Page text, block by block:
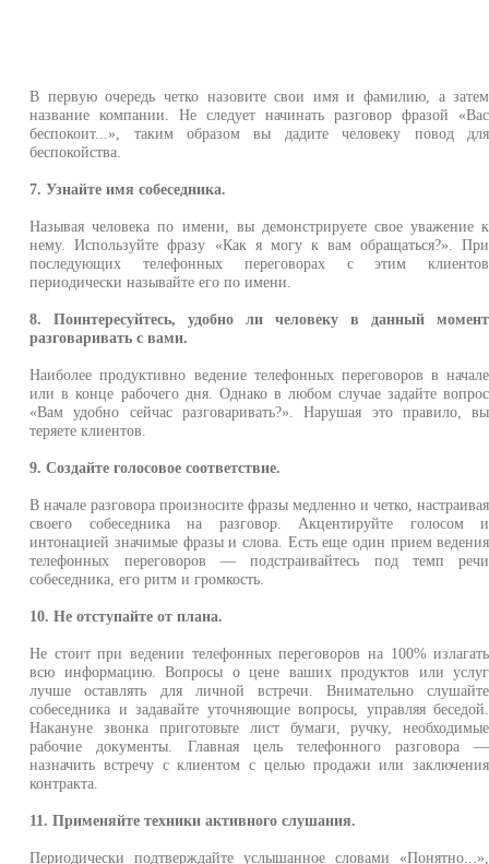
В первую очередь четко назовите свои имя и фамилию, а затем
название компании. Не следует начинать разговор фразой «Вас
беспокоит...», таким образом вы дадите человеку повод для
беспокойства.
7. Узнайте имя собеседника.
Называя человека по имени, вы демонстрируете свое уважение к
нему. Используйте фразу «Как я могу к вам обращаться?». При
последующих телефонных переговорах с этим клиентов
периодически называйте его по имени.
8. Поинтересуйтесь, удобно ли человеку в данный момент
разговаривать с вами.
Наиболее продуктивно ведение телефонных переговоров в начале
или в конце рабочего дня. Однако в любом случае задайте вопрос
«Вам удобно сейчас разговаривать?». Нарушая это правило, вы
теряете клиентов.
9. Создайте голосовое соответствие.
В начале разговора произносите фразы медленно и четко, настраивая
своего собеседника на разговор. Акцентируйте голосом и
интонацией значимые фразы и слова. Есть еще один прием ведения
телефонных переговоров — подстраивайтесь под темп речи
собеседника, его ритм и громкость.
10. Не отступайте от плана.
Не стоит при ведении телефонных переговоров на 100% излагать
всю информацию. Вопросы о цене ваших продуктов или услуг
лучше оставлять для личной встречи. Внимательно слушайте
собеседника и задавайте уточняющие вопросы, управляя беседой.
Накануне звонка приготовьте лист бумаги, ручку, необходимые
рабочие документы. Главная цель телефонного разговора —
назначить встречу с клиентом с целью продажи или заключения
контракта.
11. Применяйте техники активного слушания.
Периодически подтверждайте услышанное словами «Понятно...»,